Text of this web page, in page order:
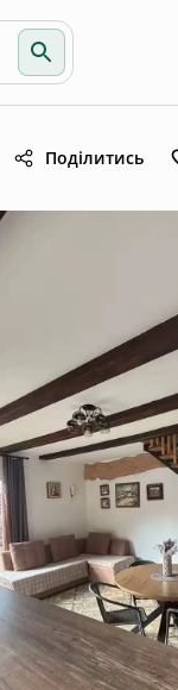
Поділитись